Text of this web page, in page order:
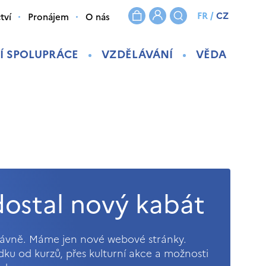
SPOLUPRÁCE VZDĚLÁVÁNÍ VĚDA
Pronájem O nás FR/CZ
nový kabát
Máme jen nové webové stránky.
od kurzů, přes kulturní akce a možnosti